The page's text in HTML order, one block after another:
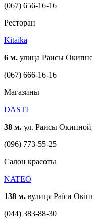
(067) 656-16-16
Ресторан
Kitaika
6 м. улица Раисы
(067) 666-16-16
Магазины
DASTI
38 м. ул. Раисы
(096) 773-55-25
Cалон красоты
NATEO
138 м. вулиця Раїси
(044) 383-88-30